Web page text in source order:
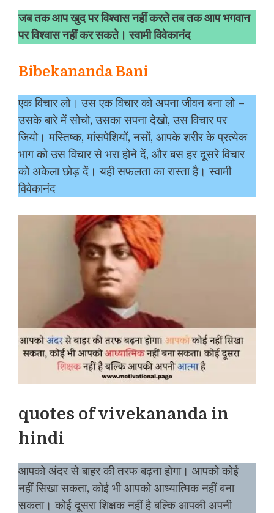
जब तक आप खुद पर विश्वास नहीं करते तब तक आप भगवान
पर विश्वास नहीं कर सकते। स्वामी विवेकानंद
Bibekananda Bani
एक विचार लो। उस एक विचार को अपना जीवन बना लो –
उसके बारे में सोचो, उसका सपना देखो, उस विचार पर
जियो। मस्तिष्क, मांसपेशियों, नसों, आपके शरीर के प्रत्येक
भाग को उस विचार से भरा होने दें, और बस हर दूसरे विचार
को अकेला छोड़ दें। यही सफलता का रास्ता है। स्वामी
विवेकानंद
quotes of vivekananda in
hindi
आपको अंदर से बाहर की तरफ बढ़ना होगा। आपको कोई
नहीं सिखा सकता, कोई भी आपको आध्यात्मिक नहीं बना
सकता। कोई दूसरा शिक्षक नहीं है बल्कि आपकी अपनी